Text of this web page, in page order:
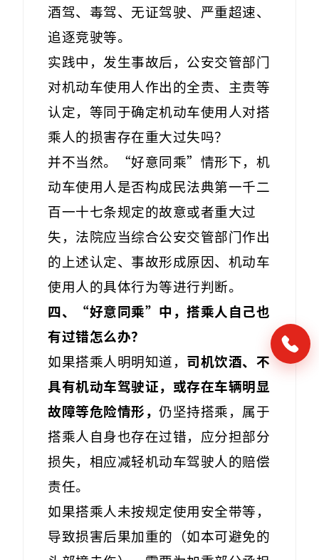
酒驾、毒驾、无证驾驶、严重超速、
追逐竞驶等。
实践中，发生事故后，公安交管部门
对机动车使用人作出的全责、主责等
认定，等同于确定机动车使用人对搭
乘人的损害存在重大过失吗？
并不当然。“好意同乘”情形下，机
动车使用人是否构成民法典第一千二
百一十七条规定的故意或者重大过
失，法院应当综合公安交管部门作出
的上述认定、事故形成原因、机动车
使用人的具体行为等进行判断。
四、“好意同乘”中，搭乘人自己也
有过错怎么办？
如果搭乘人明明知道， 司机饮酒、不
具有机动车驾驶证，或存在车辆明显
故障等危险情形， 仍坚持搭乘，属于
搭乘人自身也存在过错，应分担部分
损失，相应减轻机动车驾驶人的赔偿
责任。
如果搭乘人未按规定使用安全带等，
导致损害后果加重的（如本可避免的